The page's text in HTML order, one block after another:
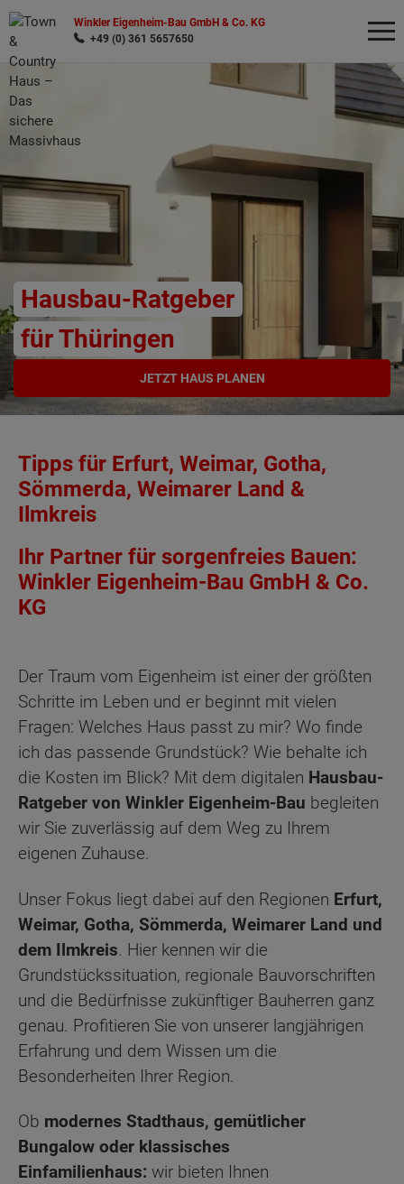
Winkler Eigenheim-Bau GmbH & Co. KG
+49 (0) 361 5657650
Hausbau-Ratgeber
für Thüringen
JETZT HAUS PLANEN
Tipps für Erfurt, Weimar, Gotha,
Sömmerda, Weimarer Land &
Ilmkreis
Ihr Partner für sorgenfreies Bauen:
Winkler Eigenheim-Bau GmbH & Co.
KG
Der Traum vom Eigenheim ist einer der größten
Schritte im Leben und er beginnt mit vielen
Fragen: Welches Haus passt zu mir? Wo finde
ich das passende Grundstück? Wie behalte ich
die Kosten im Blick? Mit dem digitalen Hausbau-
Ratgeber von Winkler Eigenheim-Bau begleiten
wir Sie zuverlässig auf dem Weg zu Ihrem
eigenen Zuhause.
Unser Fokus liegt dabei auf den Regionen Erfurt,
Weimar, Gotha, Sömmerda, Weimarer Land und
dem Ilmkreis. Hier kennen wir die
Grundstückssituation, regionale Bauvorschriften
und die Bedürfnisse zukünftiger Bauherren ganz
genau. Profitieren Sie von unserer langjährigen
Erfahrung und dem Wissen um die
Besonderheiten Ihrer Region.
Ob modernes Stadthaus, gemütlicher
Bungalow oder klassisches
Einfamilienhaus: wir bieten Ihnen
Wonach möchten Sie suchen?